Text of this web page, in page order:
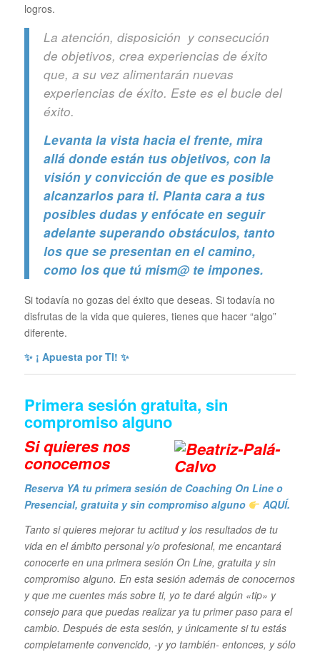
logros.
La atención, disposición y consecución
de objetivos, crea experiencias de éxito
que, a su vez alimentarán nuevas
experiencias de éxito. Este es el bucle del
éxito.
Levanta la vista hacia el frente, mira
allá donde están tus objetivos, con la
visión y convicción de que es posible
alcanzarlos para ti. Planta cara a tus
posibles dudas y enfócate en seguir
adelante superando obstáculos, tanto
los que se presentan en el camino,
como los que tú mism@ te impones.
Si todavía no gozas del éxito que deseas. Si todavía no
disfrutas de la vida que quieres, tienes que hacer “algo”
diferente.
✨ ¡ Apuesta por TI! ✨
Primera sesión gratuita, sin
compromiso alguno
Si quieres nos
conocemos
Reserva YA tu primera sesión de Coaching On Line o
Presencial, gratuita y sin compromiso alguno
AQUÍ.
Tanto si quieres mejorar tu actitud y los resultados de tu
vida en el ámbito personal y/o profesional, me encantará
conocerte en una primera sesión On Line, gratuita y sin
compromiso alguno. En esta sesión además de conocernos
y que me cuentes más sobre ti, yo te daré algún «tip» y
consejo para que puedas realizar ya tu primer paso para el
cambio. Después de esta sesión, y únicamente si tu estás
completamente convencido, -y yo también- entonces, y sólo